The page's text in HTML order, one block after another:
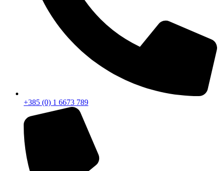
+385 (0) 1 6673 789